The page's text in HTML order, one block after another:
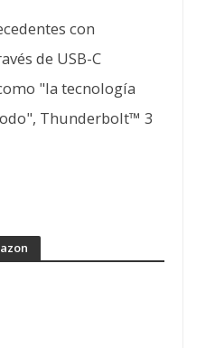
con
de USB-C
"la tecnología
Thunderbolt™ 3